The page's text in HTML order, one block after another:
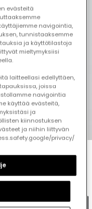
5
evästeitä
navigointia,
tunnistaaksemme
ja käyttötilastoja
mieltymyksiisi
laitteellasi edellyttäen,
joissa
navigointia
käyttää evästeitä,
ja
kiinnostuksen
ja niihin liittyvän
privacy/